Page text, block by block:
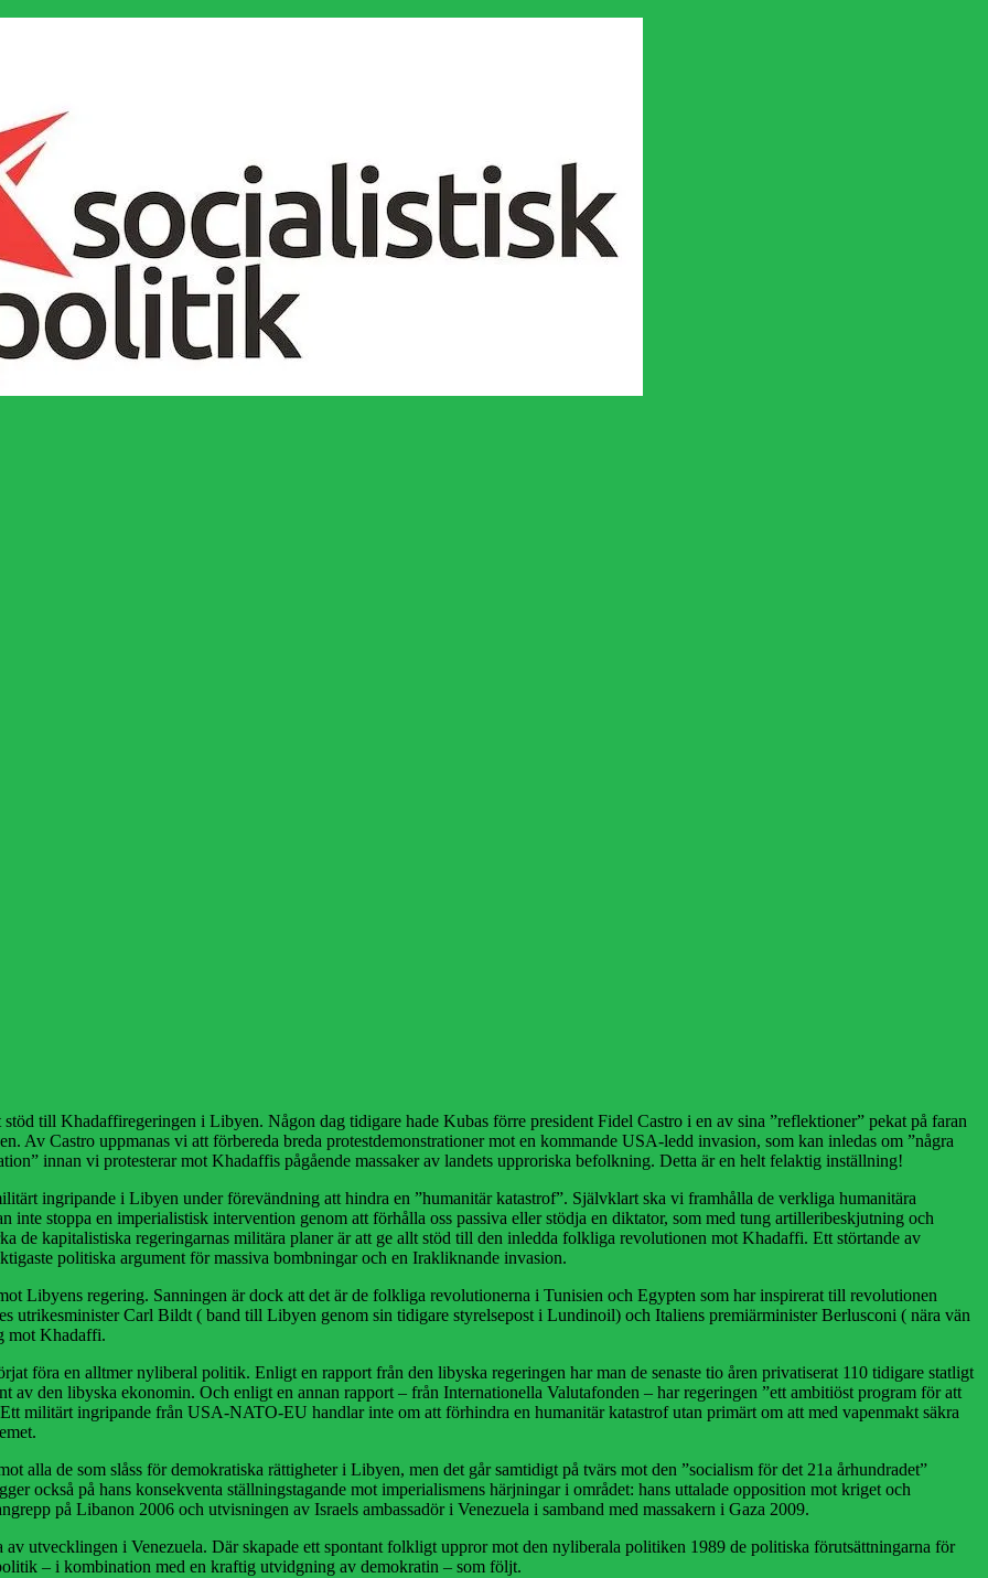
till Khadaffiregeringen i Libyen. Någon dag tidigare hade Kubas förre president Fidel Castro i en av sina ”reflektioner” pekat på faran
Av Castro uppmanas vi att förbereda breda protestdemonstrationer mot en kommande USA-ledd invasion, som kan inledas om ”några
innan vi protesterar mot Khadaffis pågående massaker av landets upproriska befolkning. Detta är en helt felaktig inställning!
ingripande i Libyen under förevändning att hindra en ”humanitär katastrof”. Självklart ska vi framhålla de verkliga humanitära
stoppa en imperialistisk intervention genom att förhålla oss passiva eller stödja en diktator, som med tung artilleribeskjutning och
de kapitalistiska regeringarnas militära planer är att ge allt stöd till den inledda folkliga revolutionen mot Khadaffi. Ett störtande av
politiska argument för massiva bombningar och en Irakliknande invasion.
Libyens regering. Sanningen är dock att det är de folkliga revolutionerna i Tunisien och Egypten som har inspirerat till revolutionen
utrikesminister Carl Bildt ( band till Libyen genom sin tidigare styrelsepost i Lundinoil) och Italiens premiärminister Berlusconi ( nära vän
mot Khadaffi.
föra en alltmer nyliberal politik. Enligt en rapport från den libyska regeringen har man de senaste tio åren privatiserat 110 tidigare statligt
av den libyska ekonomin. Och enligt en annan rapport – från Internationella Valutafonden – har regeringen ”ett ambitiöst program för att
militärt ingripande från USA-NATO-EU handlar inte om att förhindra en humanitär katastrof utan primärt om att med vapenmakt säkra
alla de som slåss för demokratiska rättigheter i Libyen, men det går samtidigt på tvärs mot den ”socialism för det 21a århundradet”
också på hans konsekventa ställningstagande mot imperialismens härjningar i området: hans uttalade opposition mot kriget och
på Libanon 2006 och utvisningen av Israels ambassadör i Venezuela i samband med massakern i Gaza 2009.
utvecklingen i Venezuela. Där skapade ett spontant folkligt uppror mot den nyliberala politiken 1989 de politiska förutsättningarna för
– i kombination med en kraftig utvidgning av demokratin – som följt.